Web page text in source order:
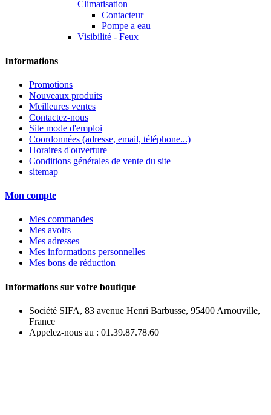
Climatisation
Contacteur
Pompe a eau
Visibilité - Feux
Informations
Promotions
Nouveaux produits
Meilleures ventes
Contactez-nous
Site mode d'emploi
Coordonnées (adresse, email, téléphone...)
Horaires d'ouverture
Conditions générales de vente du site
sitemap
Mon compte
Mes commandes
Mes avoirs
Mes adresses
Mes informations personnelles
Mes bons de réduction
Informations sur votre boutique
Société SIFA, 83 avenue Henri Barbusse, 95400 Arnouville,
France
Appelez-nous au : 01.39.87.78.60